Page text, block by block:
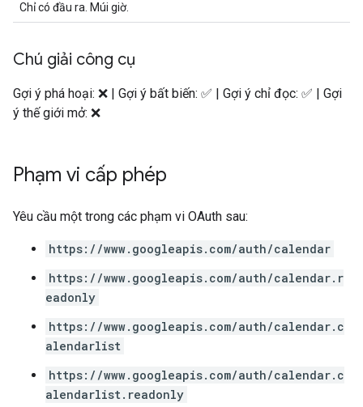
Chỉ có đầu ra. Múi giờ.
Chú giải công cụ
Gợi ý phá hoại: ❌ | Gợi ý bất biến: ✅ | Gợi ý chỉ đọc: ✅ | Gợi
ý thế giới mở: ❌
Phạm vi cấp phép
Yêu cầu một trong các phạm vi OAuth sau:
https://www.googleapis.com/auth/calendar
https://www.googleapis.com/auth/calendar.r
eadonly
https://www.googleapis.com/auth/calendar.c
alendarlist
https://www.googleapis.com/auth/calendar.c
alendarlist.readonly